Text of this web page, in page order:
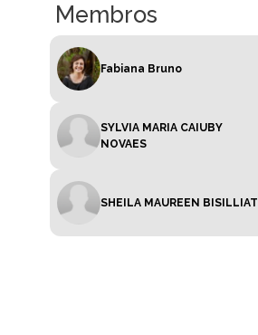
Membros
Fabiana Bruno
SYLVIA MARIA CAIUBY
NOVAES
SHEILA MAUREEN BISILLIAT